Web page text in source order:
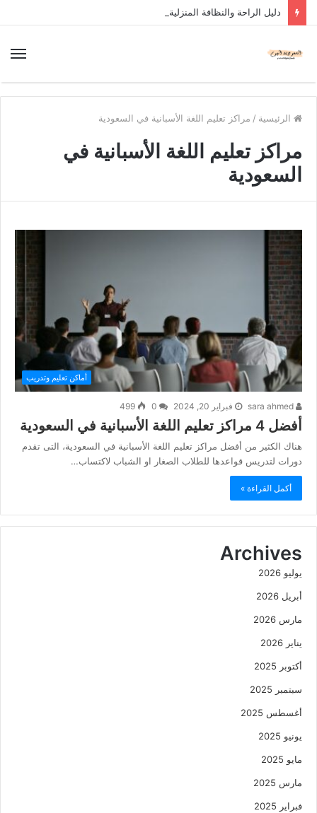
دليل الراحة والنظافة المنزلية
الرئيسية / مراكز تعليم اللغة الأسبانية في السعودية
مراكز تعليم اللغة الأسبانية في
السعودية
أماكن تعليم وتدريب
فبراير 20, 2024 499
أفضل 4 مراكز تعليم اللغة الأسبانية في السعودية
هناك الكثير من أفضل مراكز تعليم اللغة الأسبانية في السعودية، التى تقدم
دورات لتدريس قواعدها للطلاب الصغار او الشباب لاكتساب…
أكمل القراءة »
Archives
يوليو 2026
أبريل 2026
مارس 2026
يناير 2026
أكتوبر 2025
سبتمبر 2025
أغسطس 2025
يونيو 2025
مايو 2025
مارس 2025
فبراير 2025